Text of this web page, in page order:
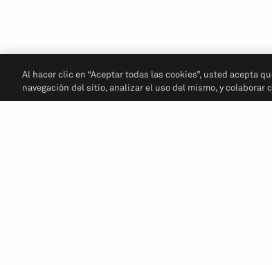
Al hacer clic en “Aceptar todas las cookies”, usted acepta
navegación del sitio, analizar el uso del mismo, y